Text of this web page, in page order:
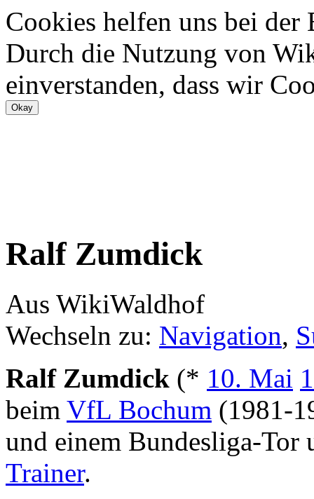
Cookies helfen uns bei
Durch die Nutzung von
einverstanden, dass wir
Ralf Zumdick
Aus WikiWaldhof
Wechseln zu: Navigation,
Ralf Zumdick (* 10. Mai
beim VfL Bochum (1981-
und einem Bundesliga-Tor
Trainer.